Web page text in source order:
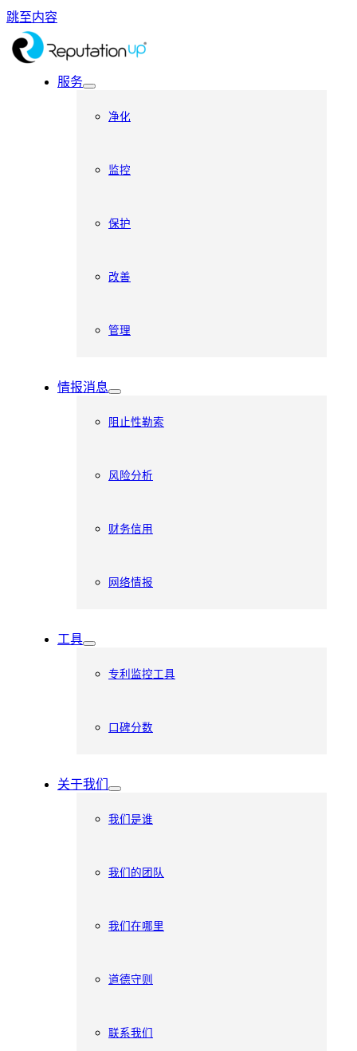
跳至内容
服务
净化
监控
保护
改善
管理
情报消息
阻止性勒索
风险分析
财务信用
网络情报
工具
专利监控工具
口碑分数
关于我们
我们是谁
我们的团队
我们在哪里
道德守则
联系我们